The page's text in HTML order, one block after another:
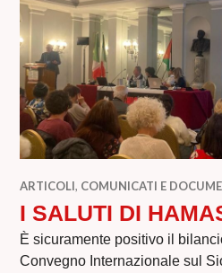
ARTICOLI, COMUNICATI E
I SALUTI DI
È sicuramente positivo il
Convegno Internazionale sul